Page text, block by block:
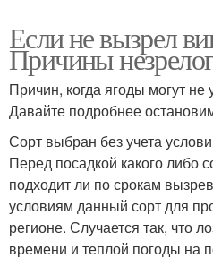
Если не вызрел
Причины
Причин, когда ягоды могут не
Давайте подробнее
Сорт выбран без учета
Перед посадкой какого либо
подходит ли по срокам
условиям данный сорт для
регионе. Случается так, что
времени и теплой погоды на